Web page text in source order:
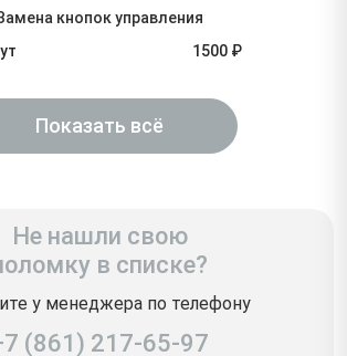
кнопок управления
1500 ₽
Показать всё
Не нашли свою
в списке?
у менеджера по телефону
(861) 217-65-97